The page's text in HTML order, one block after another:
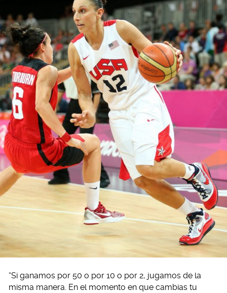
“Si ganamos por 50 o por 10 o por 2, jugamos de la
misma manera. En el momento en que cambias tu